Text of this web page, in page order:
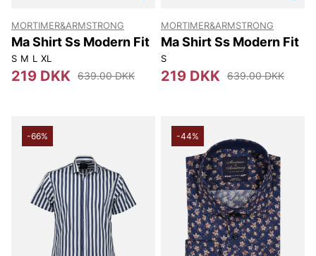
MORTIMER&ARMSTRONG
Ma Shirt Ss Modern Fit
S M L XL
219 DKK 639.00 DKK
MORTIMER&ARMSTRONG
Ma Shirt Ss Modern Fit
S
219 DKK 639.00 DKK
-66% -44%